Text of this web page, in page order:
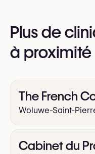
pour plus
https://www.centre-
Plus de
à proximité
The French
Woluwe-Saint-
Cabinet du